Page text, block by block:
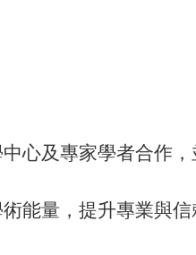
心及專家學者合作，
能量，提升專業與